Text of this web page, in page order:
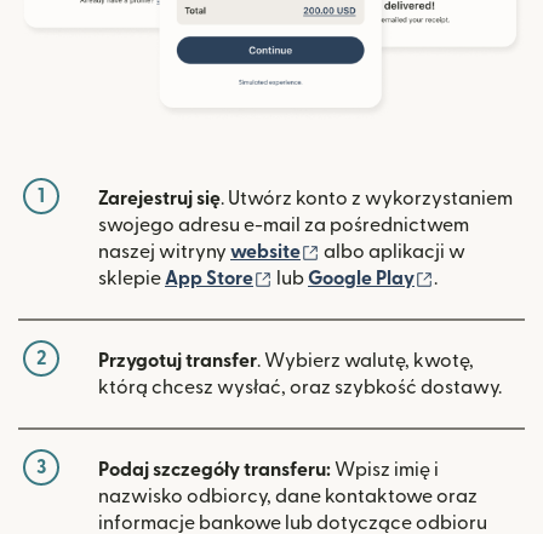
1 Zarejestruj się. Utwórz konto z wykorzystaniem
swojego adresu e-mail za pośrednictwem
naszej witryny website (otwiera się w nowym
albo aplikacji w
sklepie App Store (otwiera się w nowym oknie)
lubGoogle Play .
2 Przygotuj transfer. Wybierz walutę, kwotę,
którą chcesz wysłać, oraz szybkość dostawy.
3 Podaj szczegóły transferu: Wpisz imię i
nazwisko odbiorcy, dane kontaktowe oraz
informacje bankowe lub dotyczące odbioru